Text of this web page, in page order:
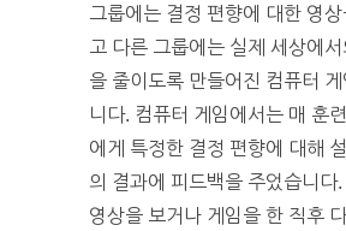
그룹에는 결정 편향에 대한 영
고 다른 그룹에는 실제 세상에
을 줄이도록 만들어진 컴퓨터
니다. 컴퓨터 게임에서는 매 훈
에게 특정한 결정 편향에 대해
의 결과에 피드백을 주었습니다
영상을 보거나 게임을 한 직후